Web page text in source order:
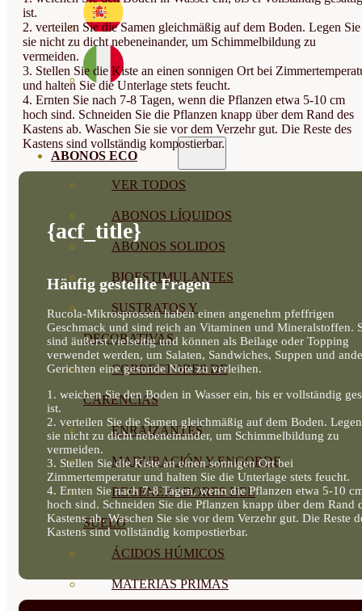
ABONOS ECO
VER TODOS
ABONOS LÍQUIDOS
ABONOS SOLIDOS
BIOESTIMULANTES
SUSTRATOS Y
DECORATIVAS
CORRECTORES DE
CARENCIAS
ENRAIZANTES
MADURACIÓN Y ENGORDE
REGENERADORES DEL
SUELO
ÁCIDOS HÚMICOS
MATERIAS PRIMAS
ist.
2. verteilen Sie die Samen gleichmäßig auf dem Boden. Legen Sie
sie nicht zu dicht nebeneinander, um Schimmelbildung zu
vermeiden.
3. Stellen Sie die Kiste an einen sonnigen Ort bei
und halten Sie die Unterlage stets feucht.
4. Ernten Sie nach 7-8 Tagen, wenn die Pflanzen etwa 5-10 cm
hoch sind. Schneiden Sie die Pflanzen knapp über dem Rand des
Kastens ab. Waschen Sie sie vor dem Verzehr gut. Die Reste des
Kastens sind vollständig kompostierbar.
{acf_title}
Häufig gestellte Fragen
Rucola-Mikrosprossen haben einen angenehm pfeffrigen
Geschmack und sind reich an Vitaminen und Mineralstoffen.
sind äußerst vielseitig und können als Beilage oder Topping
verwendet werden, um Salaten, Sandwiches, Suppen und
Gerichten eine gesunde Note zu verleihen.
1. weichen Sie den Boden in Wasser ein, bis er vollständig
ist.
2. verteilen Sie die Samen gleichmäßig auf dem Boden.
sie nicht zu dicht nebeneinander, um Schimmelbildung zu
vermeiden.
3. Stellen Sie die Kiste an einen sonnigen Ort bei
Zimmertemperatur und halten Sie die Unterlage stets feucht.
4. Ernten Sie nach 7-8 Tagen, wenn die Pflanzen etwa 5-10
hoch sind. Schneiden Sie die Pflanzen knapp über dem Rand
Kastens ab. Waschen Sie sie vor dem Verzehr gut. Die Reste
Kastens sind vollständig kompostierbar.